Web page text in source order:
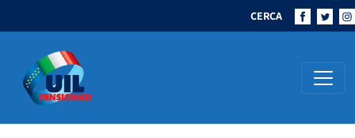
CERCA
Navigazione principale